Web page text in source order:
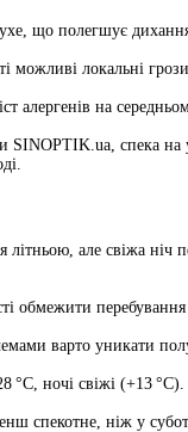
що полегшує
локальні
на
спека на
але свіжа ніч
обмежити
варто уникати
ночі свіжі (+13
спекотне, ніж у